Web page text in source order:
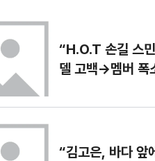
으로 해석하고 있다. GC녹
제 리브말리액이 1일부로
“H.O.T 손길 스
델 고백→멤버 폭
“김고은, 바다 앞